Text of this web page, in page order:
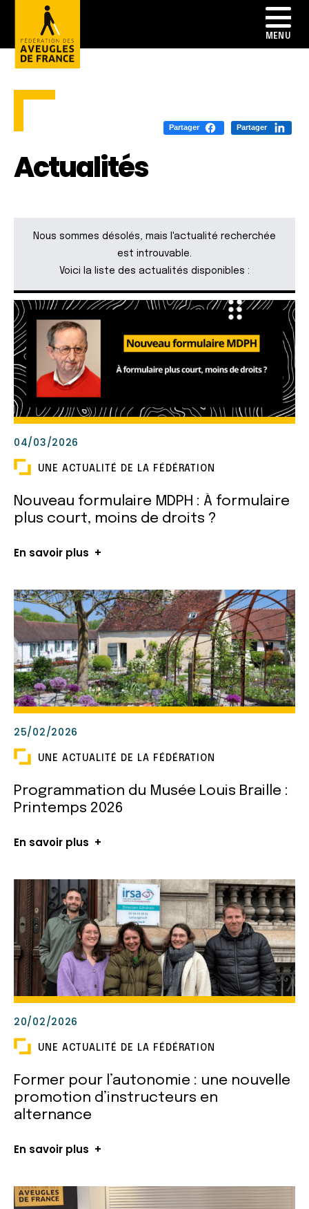
Partager Partager
Actualités
Nous sommes désolés, mais l'actualité recherchée
est introuvable.
Voici la liste des actualités disponibles :
Nouveau formulaire MDPH : À formulaire
plus court, moins de droits ?
04/03/2026
UNE ACTUALITÉ DE LA FÉDÉRATION
En savoir plus
Programmation du Musée Louis Braille :
Printemps 2026
25/02/2026
UNE ACTUALITÉ DE LA FÉDÉRATION
En savoir plus
Former pour l’autonomie : une nouvelle
promotion d’instructeurs en
alternance
20/02/2026
UNE ACTUALITÉ DE LA FÉDÉRATION
En savoir plus